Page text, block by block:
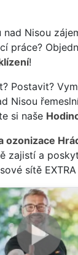
Nisou
práce?
!
Postavit?
Nisou
si naše
ozonizace
zajistí a
sítě EXTRA